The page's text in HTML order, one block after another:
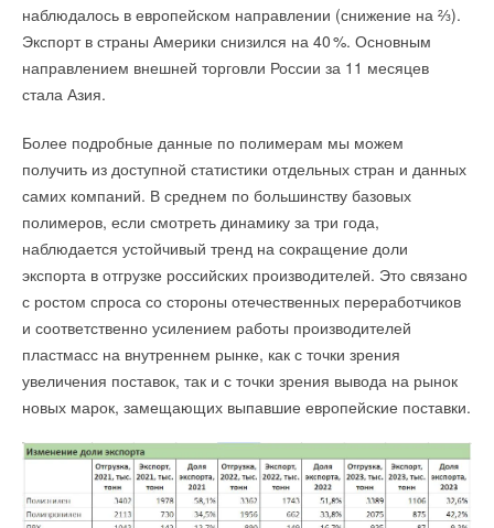
наблюдалось в европейском направлении (снижение на ⅔).
Экспорт в страны Америки снизился на 40%. Основным
направлением внешней торговли России за 11 месяцев
стала Азия.
Более подробные данные по полимерам мы можем
получить из доступной статистики отдельных стран и данных
самих компаний. В среднем по большинству базовых
полимеров, если смотреть динамику за три года,
наблюдается устойчивый тренд на сокращение доли
экспорта в отгрузке российских производителей. Это связано
с ростом спроса со стороны отечественных переработчиков
и соответственно усилением работы производителей
пластмасс на внутреннем рынке, как с точки зрения
увеличения поставок, так и с точки зрения вывода на рынок
новых марок, замещающих выпавшие европейские поставки.